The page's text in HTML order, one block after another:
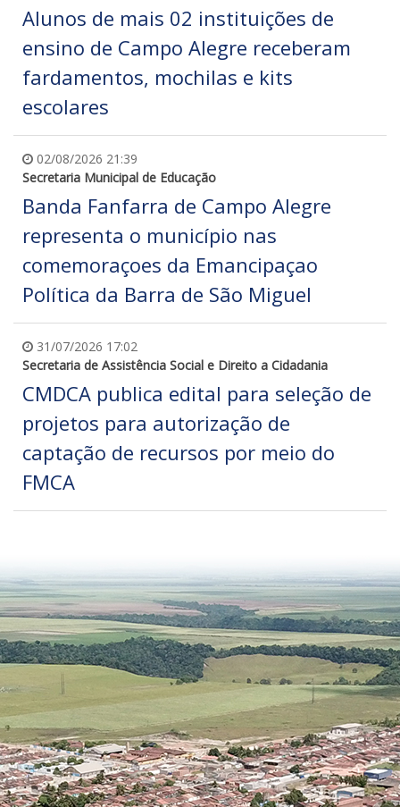
Alunos de mais 02 instituições de
ensino de Campo Alegre receberam
fardamentos, mochilas e kits
escolares
02/08/2026 21:39
Secretaria Municipal de Educação
Banda Fanfarra de Campo Alegre
representa o município nas
comemoraçoes da Emancipaçao
Política da Barra de São Miguel
31/07/2026 17:02
Secretaria de Assistência Social e Direito a Cidadania
CMDCA publica edital para seleção de
projetos para autorização de
captação de recursos por meio do
FMCA